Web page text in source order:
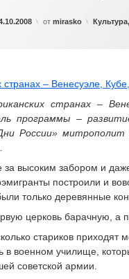
от mirasko Рубрики:
странах –
программы –
России» митрополит
за высоким забором и
построили и
только деревянные
церковь барачную, а
стариков
в военном училище,
советской армии.